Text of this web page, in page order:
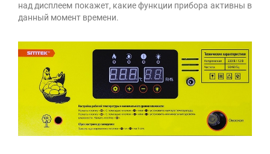
над дисплеем покажет, какие функции прибора активны в
данный момент времени.